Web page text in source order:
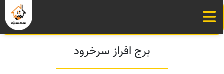
برج افراز سرخرود